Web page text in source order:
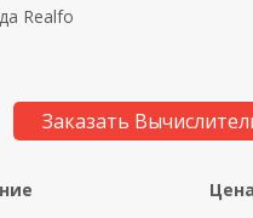
Realfo
Заказать
Цена